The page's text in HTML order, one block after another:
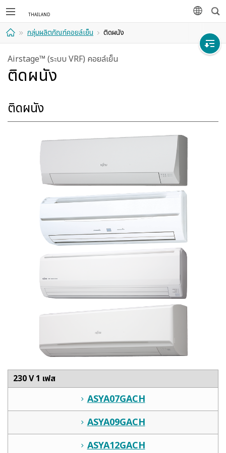
ภาษาค้น
อาศัย
กลุ่มผลิตภัณฑ์คอยล์เย็น ติดผนัง
Airstage™ (ระบบ VRF) คอยล์เย็น
ติดผนัง
ติดผนัง
230 V 1 เฟส
ASYA07GACH
ASYA09GACH
ASYA12GACH